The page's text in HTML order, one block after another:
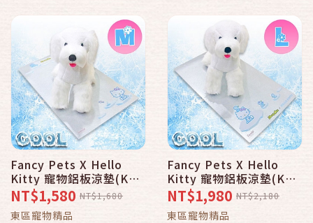
Fancy Pets X Hello
Kitty 寵物鋁板涼墊(KT
冰魚 M 27X43cm)
NT$1,580 NT$1,680
東區寵物精品
Fancy Pets X Hello
Kitty 寵物鋁板涼墊(KT
企鵝 L 34X58cm)
NT$1,980 NT$2,180
東區寵物精品